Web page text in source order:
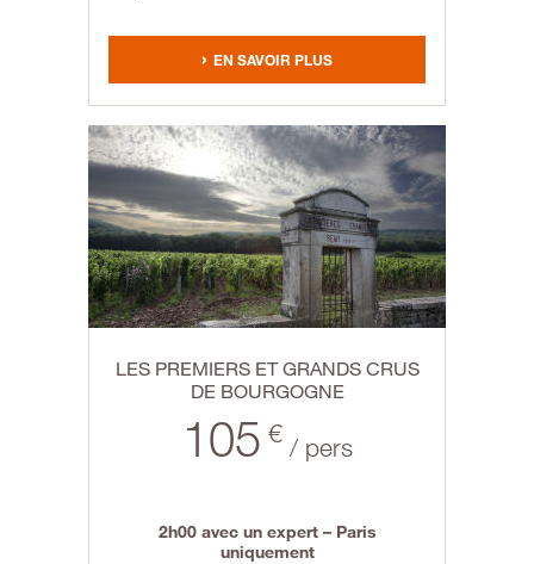
EN SAVOIR PLUS
LES PREMIERS ET GRANDS CRUS
DE BOURGOGNE
105 €/ pers
2h00 avec un expert – Paris
uniquement